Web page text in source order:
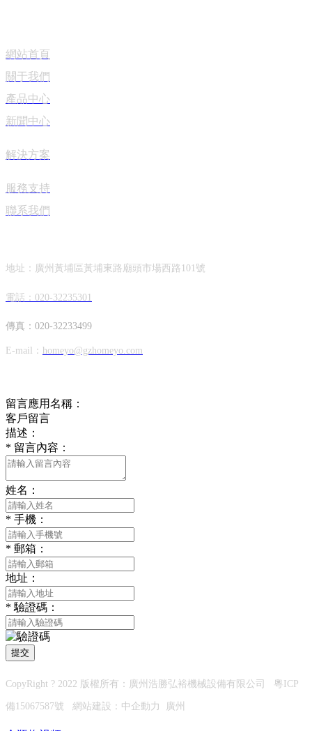
網站首頁
關于我們
產品中心
新聞中心
解決方案
服務支持
聯系我們
地址：廣州黃埔區黃埔東路廟頭市場西路101號
電話：020-32235301
傳真：020-32233499
E-mail： homeyo@gzhomeyo.com
留言應用名稱：
客戶留言
描述：
* 留言內容：
姓名：
* 手機：
* 郵箱：
地址：
* 驗證碼：
提交
CopyRight ? 2022 版權所有：廣州浩勝弘裕機械設備有限公司 粵ICP
備15067587號 網站建設： 中企動力 廣州